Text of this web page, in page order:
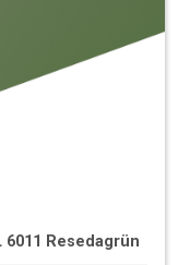
6011 Resedagrün